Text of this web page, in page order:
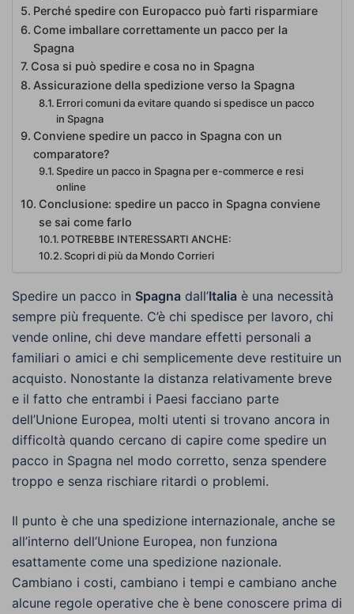
Perché spedire con Europacco può farti risparmiare
Come imballare correttamente un pacco per la
Spagna
Cosa si può spedire e cosa no in Spagna
Assicurazione della spedizione verso la Spagna
Errori comuni da evitare quando si spedisce un pacco
in Spagna
Conviene spedire un pacco in Spagna con un
comparatore?
Spedire un pacco in Spagna per e-commerce e resi
online
Conclusione: spedire un pacco in Spagna conviene
se sai come farlo
POTREBBE INTERESSARTI ANCHE:
Scopri di più da Mondo Corrieri
Spedire un pacco in Spagna dall’Italia è una necessità
sempre più frequente. C’è chi spedisce per lavoro, chi
vende online, chi deve mandare effetti personali a
familiari o amici e chi semplicemente deve restituire un
acquisto. Nonostante la distanza relativamente breve
e il fatto che entrambi i Paesi facciano parte
dell’Unione Europea, molti utenti si trovano ancora in
difficoltà quando cercano di capire come spedire un
pacco in Spagna nel modo corretto, senza spendere
troppo e senza rischiare ritardi o problemi.
Il punto è che una spedizione internazionale, anche se
all’interno dell’Unione Europea, non funziona
esattamente come una spedizione nazionale.
Cambiano i costi, cambiano i tempi e cambiano anche
alcune regole operative che è bene conoscere prima di